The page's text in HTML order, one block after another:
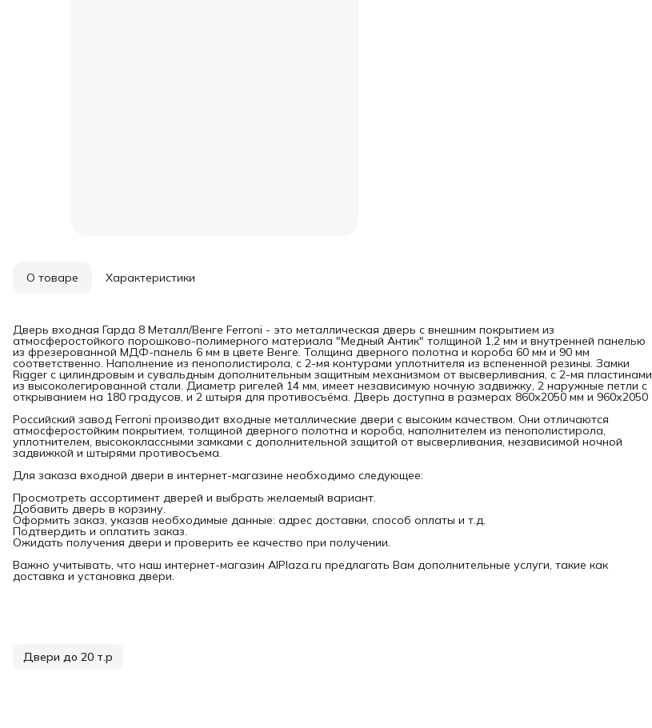
О товаре Характеристики
Дверь входная Гарда 8 Металл/Венге Ferroni - это металлическая дверь с внешним покрытием из
атмосферостойкого порошково-полимерного материала "Медный Антик" толщиной 1,2 мм и внутренней панелью
из фрезерованной МДФ-панель 6 мм в цвете Венге. Толщина дверного полотна и короба 60 мм и 90 мм
соответственно. Наполнение из пенополистирола, с 2-мя контурами уплотнителя из вспененной резины. Замки
Rigger с цилиндровым и сувальдным дополнительным защитным механизмом от высверливания, с 2-мя пластинами
из высоколегированной стали. Диаметр ригелей 14 мм, имеет независимую ночную задвижку, 2 наружные петли с
открыванием на 180 градусов, и 2 штыря для противосъёма. Дверь доступна в размерах 860х2050 мм и 960х2050
Российский завод Ferroni производит входные металлические двери с высоким качеством. Они отличаются
атмосферостойким покрытием, толщиной дверного полотна и короба, наполнителем из пенополистирола,
уплотнителем, высококлассными замками с дополнительной защитой от высверливания, независимой ночной
задвижкой и штырями противосъема.
Для заказа входной двери в интернет-магазине необходимо следующее:
Просмотреть ассортимент дверей и выбрать желаемый вариант.
Добавить дверь в корзину.
Оформить заказ, указав необходимые данные: адрес доставки, способ оплаты и т.д.
Подтвердить и оплатить заказ.
Ожидать получения двери и проверить ее качество при получении.
Важно учитывать, что наш интернет-магазин AlPlaza.ru предлагать Вам дополнительные услуги, такие как
доставка и установка двери.
Двери до 20 т.р